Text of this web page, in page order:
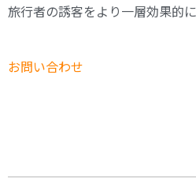
旅行者の誘客をより一層効果的
お問い合わせ